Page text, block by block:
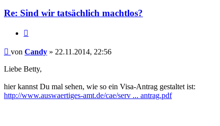
Re: Sind wir tatsächlich machtlos?
Beitrag
von Candy » 22.11.2014, 22:56
Liebe Betty,
hier kannst Du mal sehen, wie so ein Visa-Antrag gestaltet ist:
http://www.auswaertiges-amt.de/cae/serv ... antrag.pdf